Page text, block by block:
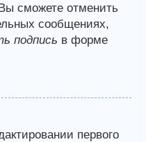
сможете отменить
сообщениях,
подпись в форме
первого